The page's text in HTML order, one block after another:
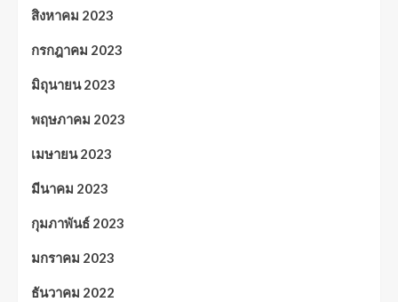
สิงหาคม 2023
กรกฎาคม 2023
มิถุนายน 2023
พฤษภาคม 2023
เมษายน 2023
มีนาคม 2023
กุมภาพันธ์ 2023
มกราคม 2023
ธันวาคม 2022